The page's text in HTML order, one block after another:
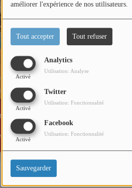
améliorer l'expérience de nos utilisateurs.
Tout accepter Tout refuser
Analytics
Activé
Utilisation: Analyse
Twitter
Activé
Utilisation: Fonctionnalité
Facebook
Activé
Utilisation: Fonctionnalité
Sauvegarder